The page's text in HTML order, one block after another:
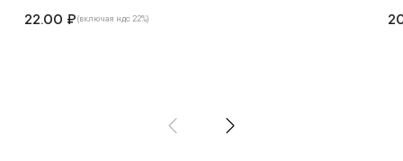
22.00 ₽(включая ндс 22%)